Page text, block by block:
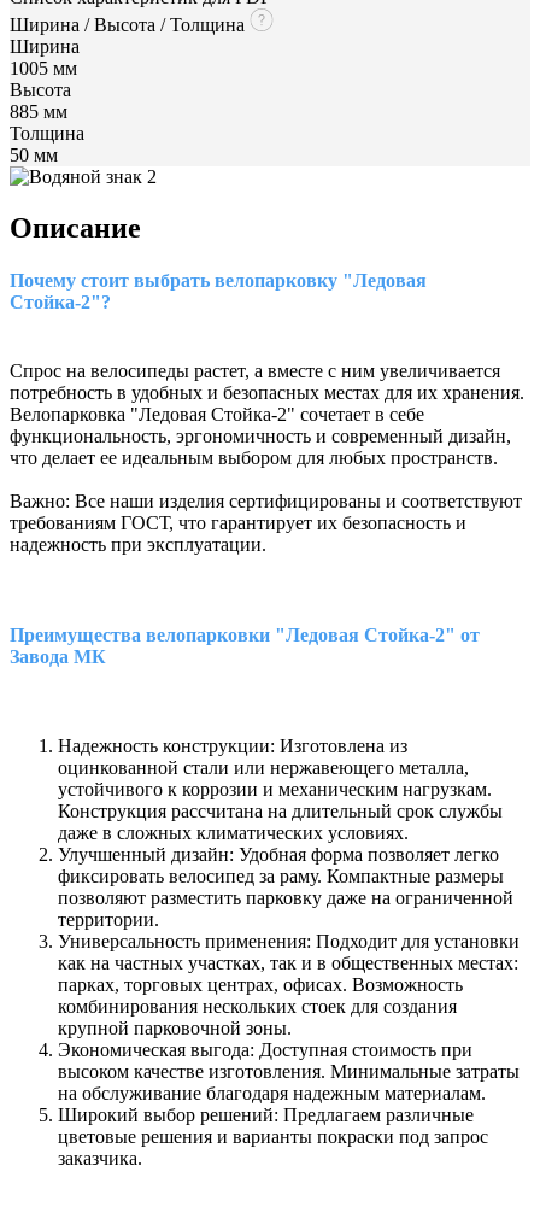
Ширина / Высота / Толщина
Ширина
1005 мм
Высота
885 мм
Толщина
50 мм
Описание
Почему стоит выбрать велопарковку "Ледовая
Стойка-2"?
Спрос на велосипеды растет, а вместе с ним увеличивается
потребность в удобных и безопасных местах для их хранения.
Велопарковка "Ледовая Стойка-2" сочетает в себе
функциональность, эргономичность и современный дизайн,
что делает ее идеальным выбором для любых пространств.
Важно: Все наши изделия сертифицированы и соответствуют
требованиям ГОСТ, что гарантирует их безопасность и
надежность при эксплуатации.
Преимущества велопарковки "Ледовая Стойка-2" от
Завода МК
Надежность конструкции: Изготовлена из
оцинкованной стали или нержавеющего металла,
устойчивого к коррозии и механическим нагрузкам.
Конструкция рассчитана на длительный срок службы
даже в сложных климатических условиях.
Улучшенный дизайн: Удобная форма позволяет легко
фиксировать велосипед за раму. Компактные размеры
позволяют разместить парковку даже на ограниченной
территории.
Универсальность применения: Подходит для установки
как на частных участках, так и в общественных местах:
парках, торговых центрах, офисах. Возможность
комбинирования нескольких стоек для создания
крупной парковочной зоны.
Экономическая выгода: Доступная стоимость при
высоком качестве изготовления. Минимальные затраты
на обслуживание благодаря надежным материалам.
Широкий выбор решений: Предлагаем различные
цветовые решения и варианты покраски под запрос
заказчика.